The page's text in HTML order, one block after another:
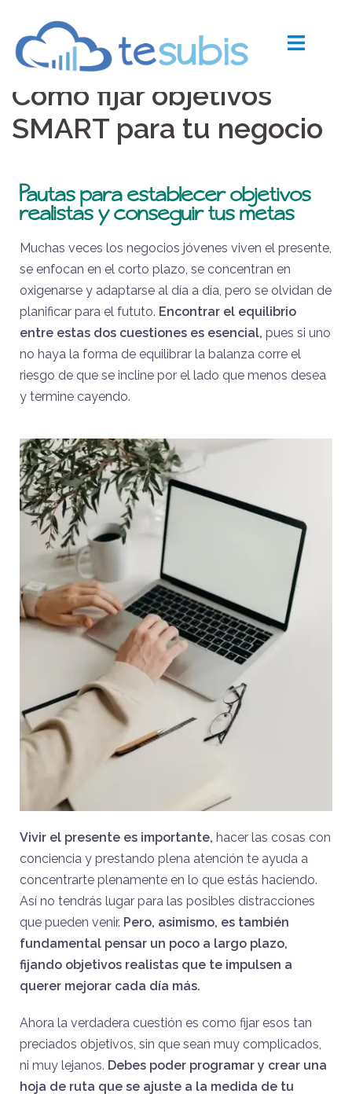
Como fijar objetivos
SMART para tu negocio
Pautas para establecer objetivos
realistas y conseguir tus metas
Muchas veces los negocios jóvenes viven el presente,
se enfocan en el corto plazo, se concentran en
oxigenarse y adaptarse al día a día, pero se olvidan de
planificar para el fututo. Encontrar el equilibrio
entre estas dos cuestiones es esencial, pues si uno
no haya la forma de equilibrar la balanza corre el
riesgo de que se incline por el lado que menos desea
y termine cayendo.
Vivir el presente es importante, hacer las cosas con
conciencia y prestando plena atención te ayuda a
concentrarte plenamente en lo que estás haciendo.
Así no tendrás lugar para las posibles distracciones
que pueden venir. Pero, asimismo, es también
fundamental pensar un poco a largo plazo,
fijando objetivos realistas que te impulsen a
querer mejorar cada día más.
Ahora la verdadera cuestión es como fijar esos tan
preciados objetivos, sin que sean muy complicados,
ni muy lejanos. Debes poder programar y crear una
hoja de ruta que se ajuste a la medida de tu